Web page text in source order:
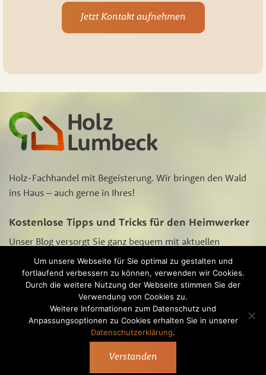
Jetzt Kontakt aufnehmen
Holz-Fachhandel mit Begeisterung. Wir bringen den Wald
ins Haus – auch gerne in Ihres!
Kostenlose Tipps und Tricks für den Heimwerker
Unser Blog versorgt Sie ganz bequem mit aktuellen
Aktions-Angeboten, Neugigkeiten rund um‘s Heimwerken
und Tipps und Tricks zur Holzpflege und -bearbeitung.
Schauen Sie sichhierunseren Blog an.
® Alle Rechte vorbehalten
Service Blog
Um unsere Webseite für Sie optimal zu gestalten und
fortlaufend verbessern zu können, verwenden wir Cookies.
Durch die weitere Nutzung der Webseite stimmen Sie der
Verwendung von Cookies zu.
Weitere Informationen zum Datenschutz und
Anpassungsoptionen zu Cookies erhalten Sie in unserer
Datenschutzerklärung.
Verstanden